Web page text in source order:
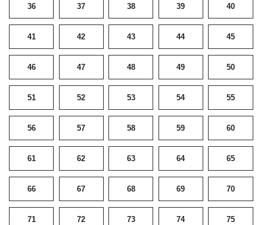
36 37 38 39 40
41 42 43 44 45
46 47 48 49 50
51 52 53 54 55
56 57 58 59 60
61 62 63 64 65
66 67 68 69 70
71 72 73 74 75